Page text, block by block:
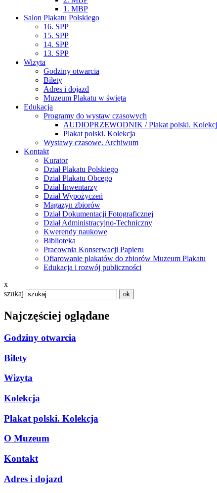
1. MBP
Salon Plakatu Polskiego
16. SPP
15. SPP
14. SPP
13. SPP
Wizyta
Godziny otwarcia
Bilety
Adres i dojazd
Muzeum Plakatu w święta
Edukacja
Programy do wystaw czasowych
AUDIOPRZEWODNIK / Plakat polski.
Plakat polski. Kolekcja
Wystawy czasowe. Archiwum
Kontakt
Kurator
Dział Plakatu Polskiego
Dział Plakatu Obcego
Dział Inwentarzy
Dział Wypożyczeń
Magazyn zbiorów
Dział Dokumentacji Fotograficznej
Dział Administracyjno-Techniczny
Kwerendy naukowe
Biblioteka
Pracownia Konserwacji Papieru
Ofiarowanie plakatów do zbiorów Muzeum Plakatu
Edukacja i rozwój publiczności
x
szukaj
Najczęściej oglądane
Godziny otwarcia
Bilety
Wizyta
Kolekcja
Plakat polski. Kolekcja
O Muzeum
Kontakt
Adres i dojazd